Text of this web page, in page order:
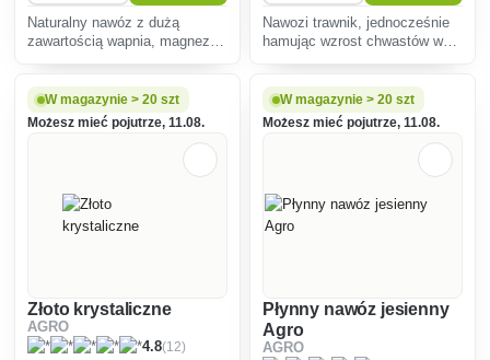
Naturalny nawóz z dużą
zawartością wapnia, magnezu i
Nawozi trawnik, jednocześnie
hamując wzrost chwastów w
i 1-kłosowych.
W magazynie > 20 szt
Możesz mieć pojutrze, 11.08.
Złoto krystaliczne
AGRO
4.8(12)
W magazynie > 20 szt
Możesz mieć pojutrze, 11.08.
Płynny nawóz jesienny
Agro
AGRO